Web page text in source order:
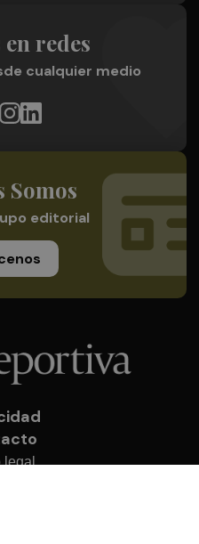
redes
cualquier medio
Somos
editorial
legal